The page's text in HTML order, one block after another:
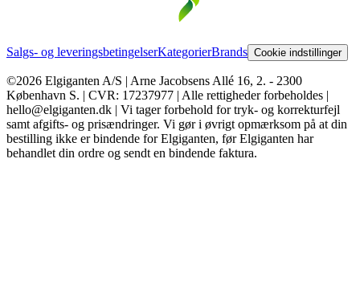
Salgs- og leveringsbetingelserKategorierBrands Cookie indstillinger
©2026 Elgiganten A/S | Arne Jacobsens Allé 16, 2. - 2300
København S. | CVR: 17237977 | Alle rettigheder forbeholdes |
hello@elgiganten.dk | Vi tager forbehold for tryk- og korrekturfejl
samt afgifts- og prisændringer. Vi gør i øvrigt opmærksom på at din
bestilling ikke er bindende for Elgiganten, før Elgiganten har
behandlet din ordre og sendt en bindende faktura.